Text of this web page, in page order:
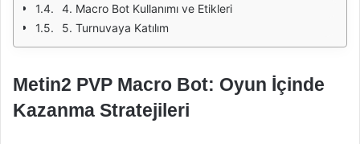
4. Macro Bot Kullanımı ve Etikleri
5. Turnuvaya Katılım
Metin2 PVP Macro Bot: Oyun İçinde
Kazanma Stratejileri